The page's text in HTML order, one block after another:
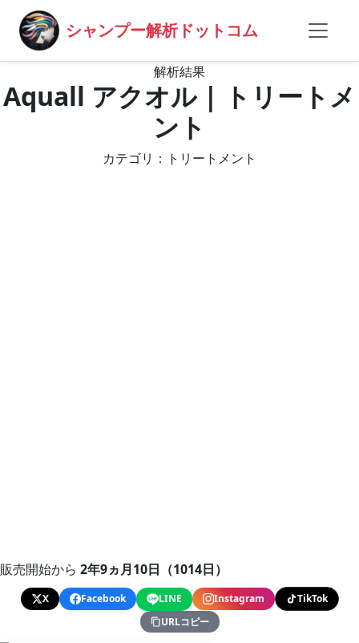
シャンプー解析ドットコム
解析結果
Aquall アクオル | トリートメ
ント
カテゴリ：トリートメント
販売開始から 2年9ヵ月10日（1014日）
X Facebook LINE Instagram
TikTok
URLコピー